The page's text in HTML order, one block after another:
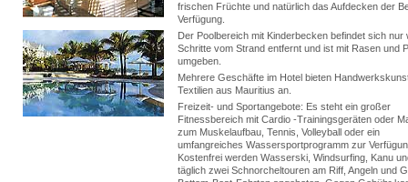
frischen Früchte und natürlich das Aufdecken der
Verfügung.
Der Poolbereich mit Kinderbecken befindet sich nur
Schritte vom Strand entfernt und ist mit Rasen und
umgeben.
Mehrere Geschäfte im Hotel bieten
Textilien aus Mauritius an.
Freizeit- und Sportangebote: Es steht ein großer
Fitnessbereich mit Cardio -Trainingsgeräten oder
zum Muskelaufbau, Tennis, Volleyball oder ein
umfangreiches Wassersportprogramm zur
Kostenfrei werden Wasserski, Windsurfing, Kanu
täglich zwei Schnorcheltouren am Riff, Angeln und